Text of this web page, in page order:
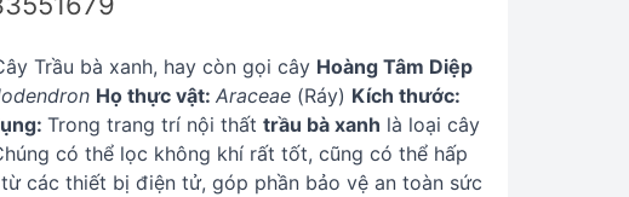
Trầu bà xanh, hay còn gọi cây Hoàng Tâm Diệp
Họ thực vật: Araceae (Ráy) Kích thước:
Trong trang trí nội thất trầu bà xanh là loại cây
có thể lọc không khí rất tốt, cũng có thể hấp
các thiết bị điện tử, góp phần bảo vệ an toàn sức